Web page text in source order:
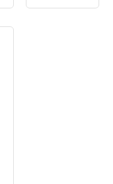
84х119 см